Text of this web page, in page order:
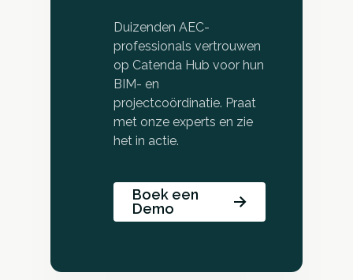
Duizenden AEC-
professionals vertrouwen
op Catenda Hub voor hun
BIM- en
projectcoördinatie. Praat
met onze experts en zie
het in actie.
Boek een
Demo